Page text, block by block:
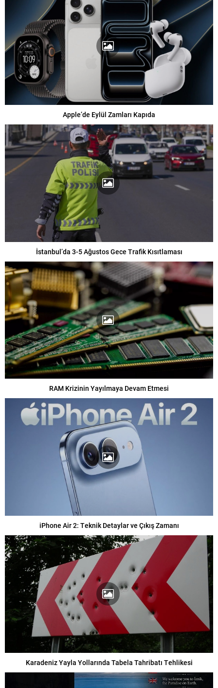
Apple’de Eylül Zamları Kapıda
İstanbul’da 3-5 Ağustos Gece Trafik Kısıtlaması
RAM Krizinin Yayılmaya Devam Etmesi
iPhone Air 2: Teknik Detaylar ve Çıkış Zamanı
Karadeniz Yayla Yollarında Tabela Tahribatı Tehlikesi